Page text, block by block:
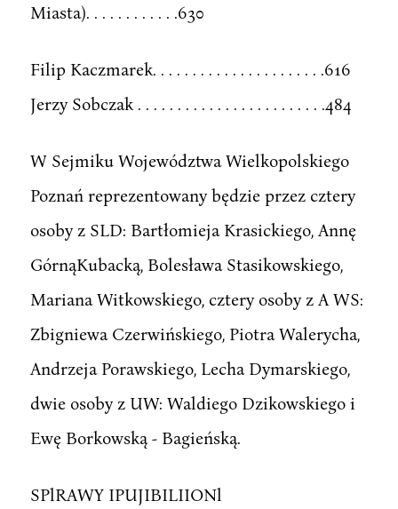
Miasta). . . . . . . . . . . .630
Filip Kaczmarek. . . . . . . . . . . . . . . . . . . . . .616
Jerzy Sobczak . . . . . . . . . . . . . . . . . . . . . . . .484
W Sejmiku Województwa Wielkopolskiego
Poznań reprezentowany będzie przez cztery
osoby z SLD: Bartłomieja Krasickiego, Annę
GórnąKubacką, Bolesława Stasikowskiego,
Mariana Witkowskiego, cztery osoby z A WS:
Zbigniewa Czerwińskiego, Piotra Walerycha,
Andrzeja Porawskiego, Lecha Dymarskiego,
dwie osoby z UW: Waldiego Dzikowskiego i
Ewę Borkowską - Bagieńską.
SPlRAWY IPUJIBILIIONl